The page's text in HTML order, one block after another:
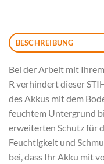
BESCHREIBUNG
Bei der Arbeit mit
R verhindert dieser
des Akkus mit dem
feuchtem Untergrund
erweiterten Schutz für
Feuchtigkeit und
bei, dass Ihr Akku mit